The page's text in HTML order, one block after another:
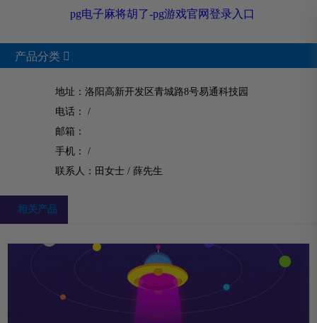
pg电子麻将胡了-pg游戏官网登录入口
pg电子麻将胡了的产品中心
产品分类 
地址：洛阳高新开发区青城路8号易通科技园
电话： /
邮箱：
手机： /
联系人：田女士 / 薛先生
相关产品